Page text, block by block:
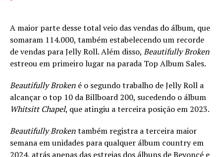
A maior parte desse total veio das vendas do álbum, que
somaram 114.000, também estabelecendo um recorde
de vendas para Jelly Roll. Além disso, Beautifully Broken
estreou em primeiro lugar na parada Top Album Sales.
Beautifully Broken é o segundo trabalho de Jelly Roll a
alcançar o top 10 da Billboard 200, sucedendo o álbum
Whitsitt Chapel, que atingiu a terceira posição em 2023.
Beautifully Brokentambém registra a terceira maior
semana em unidades para qualquer álbum country em
2024, atrás apenas das estreias dos álbuns de Beyoncé e